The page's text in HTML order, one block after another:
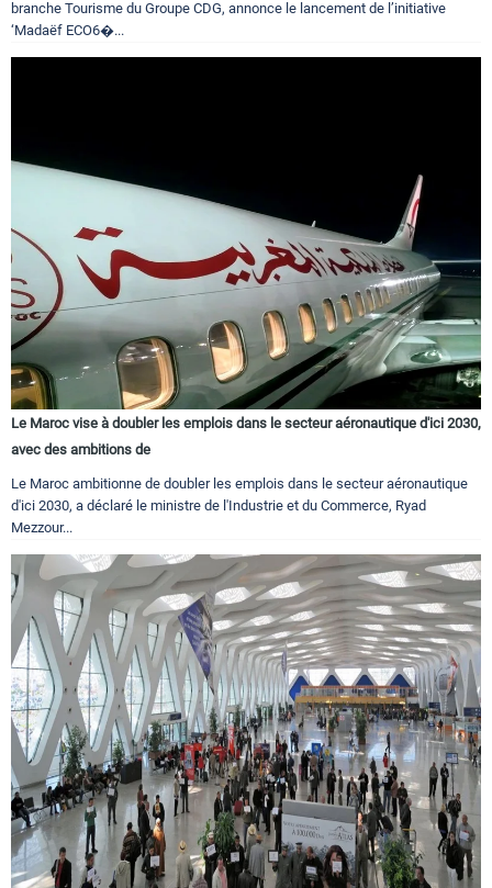
branche Tourisme du Groupe CDG, annonce le lancement de l’initiative
‘Madaëf ECO6�...
Le Maroc vise à doubler les emplois dans le secteur aéronautique d'ici 2030,
avec des ambitions de
Le Maroc ambitionne de doubler les emplois dans le secteur aéronautique
d'ici 2030, a déclaré le ministre de l'Industrie et du Commerce, Ryad
Mezzour...